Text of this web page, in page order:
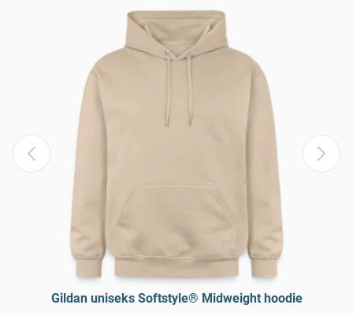
Gildan uniseks Softstyle® Midweight hoodie